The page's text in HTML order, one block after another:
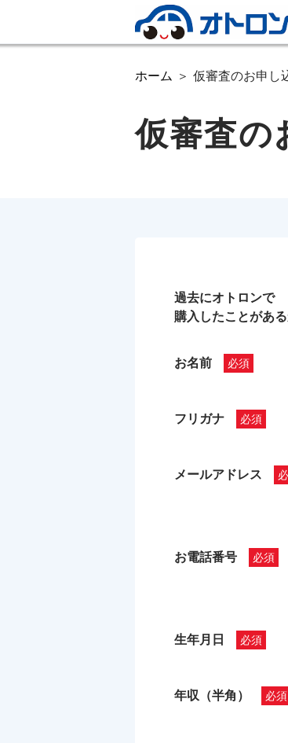
ホーム 仮審査のお申し
仮審査の
過去にオトロンで
購入したことがあ
お名前
フリガナ
メールアドレス
お電話番号
生年月日
年収（半角）